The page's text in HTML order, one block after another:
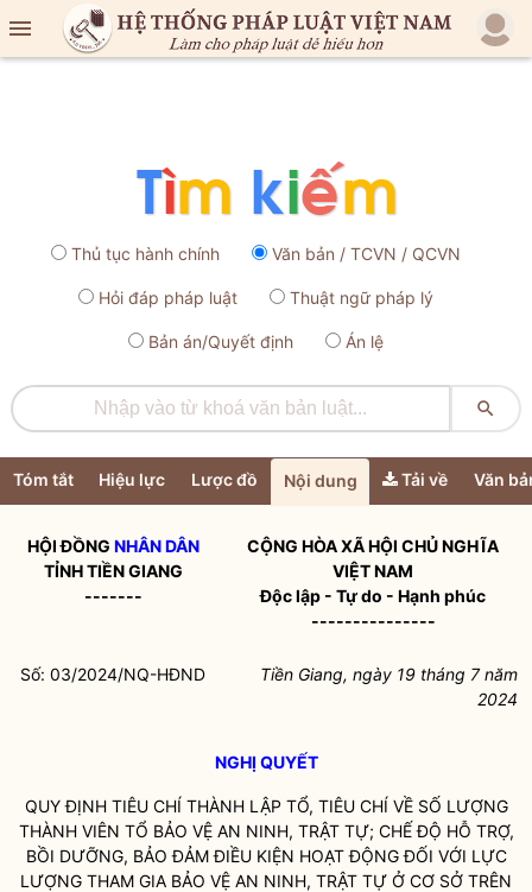

Thủ tục hành chính Văn bản / TCVN / QCVN
Hỏi đáp pháp luật Thuật ngữ pháp lý
Bản án/Quyết định Án lệ

Tóm tắt Hiệu lực Lược đồ Nội dung Tải về Văn
HỘI ĐỒNG NHÂN DÂN
TỈNH TIỀN GIANG
-------
CỘNG HÒA XÃ HỘI CHỦ NGHĨA
VIỆT NAM
Độc lập - Tự do - Hạnh phúc
---------------
Số: 03/2024/NQ-HĐND
Tiền Giang, ngày 19 tháng 7 năm
2024
NGHỊ QUYẾT
QUY ĐỊNH TIÊU CHÍ THÀNH LẬP TỔ, TIÊU CHÍ VỀ SỐ LƯỢNG
THÀNH VIÊN TỔ BẢO VỆ AN NINH, TRẬT TỰ; CHẾ ĐỘ HỖ TRỢ,
BỒI DƯỠNG, BẢO ĐẢM ĐIỀU KIỆN HOẠT ĐỘNG ĐỐI VỚI LỰC
LƯỢNG THAM GIA BẢO VỆ AN NINH, TRẬT TỰ Ở CƠ SỞ TRÊN